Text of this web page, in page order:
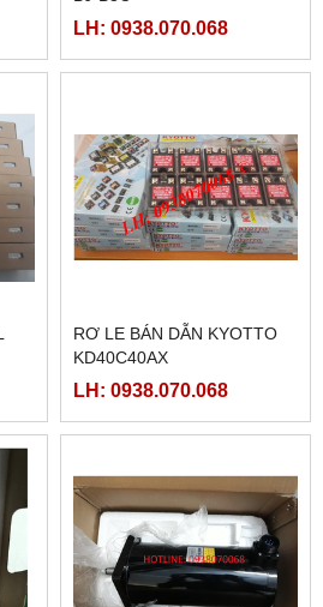
LH: 0938.070.068
RƠ LE BÁN DẪN KYOTTO
KD40C40AX
LH: 0938.070.068